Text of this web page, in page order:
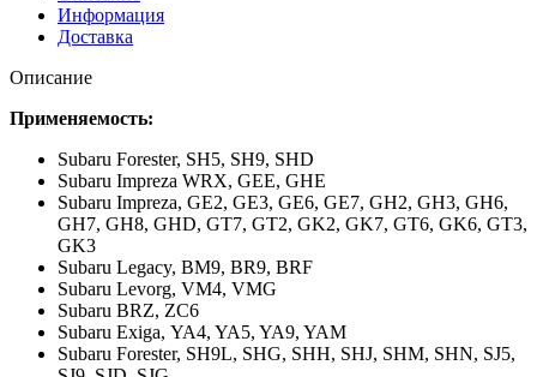
Информация
Доставка
Описание
Применяемость:
Subaru Forester, SH5, SH9, SHD
Subaru Impreza WRX, GEE, GHE
Subaru Impreza, GE2, GE3, GE6, GE7, GH2, GH3, GH6,
GH7, GH8, GHD, GT7, GT2, GK2, GK7, GT6, GK6, GT3,
GK3
Subaru Legacy, BM9, BR9, BRF
Subaru Levorg, VM4, VMG
Subaru BRZ, ZC6
Subaru Exiga, YA4, YA5, YA9, YAM
Subaru Forester, SH9L, SHG, SHH, SHJ, SHM, SHN, SJ5,